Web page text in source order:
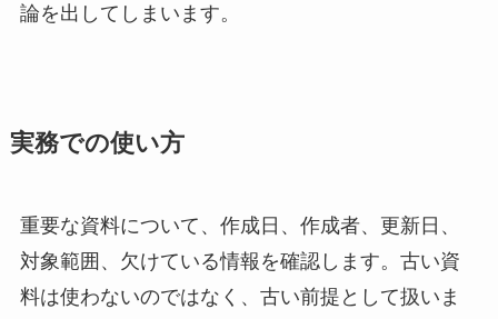
論を出してしまいます。
実務での使い方
重要な資料について、作成日、作成者、更新日、
対象範囲、欠けている情報を確認します。古い資
料は使わないのではなく、古い前提として扱いま